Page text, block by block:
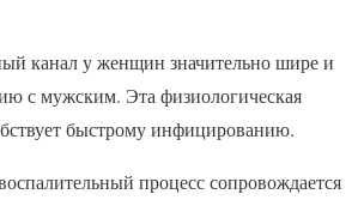
канал у женщин значительно шире и
с мужским. Эта физиологическая
быстрому инфицированию.
процесс сопровождается